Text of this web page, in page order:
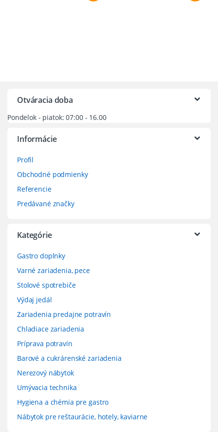
Otváracia doba
Pondelok - piatok: 07:00 - 16.00
Informácie
Profil
Obchodné podmienky
Referencie
Predávané značky
Kategórie
Gastro doplnky
Varné zariadenia, pece
Stolové spotrebiče
Výdaj jedál
Zariadenia predajne potravín
Chladiace zariadenia
Príprava potravín
Barové a cukrárenské zariadenia
Nerezový nábytok
Umývacia technika
Hygiena a chémia pre gastro
Nábytok pre reštaurácie, hotely, kaviarne